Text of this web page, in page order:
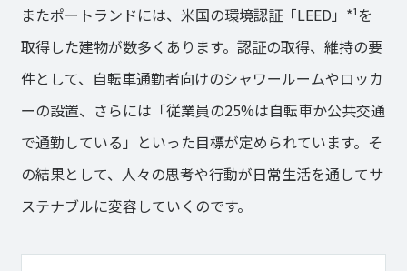
またポートランドには、米国の環境認証「LEED」*¹を
取得した建物が数多くあります。認証の取得、維持の要
件として、自転車通勤者向けのシャワールームやロッカ
ーの設置、さらには「従業員の25%は自転車か公共交通
で通勤している」といった目標が定められています。そ
の結果として、人々の思考や行動が日常生活を通してサ
ステナブルに変容していくのです。